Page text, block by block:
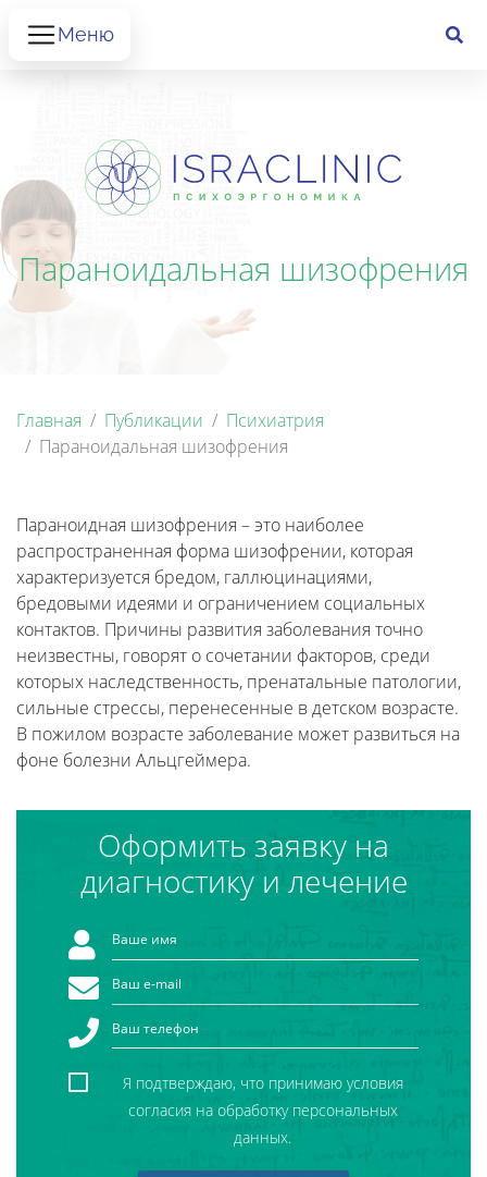
Меню
Параноидальная шизофрения
Главная Публикации
Психиатрия
Параноидальная шизофрения
Параноидная шизофрения – это наиболее
распространенная форма шизофрении, которая
характеризуется бредом, галлюцинациями,
бредовыми идеями и ограничением социальных
контактов. Причины развития заболевания точно
неизвестны, говорят о сочетании факторов, среди
которых наследственность, пренатальные патологии,
сильные стрессы, перенесенные в детском возрасте.
В пожилом возрасте заболевание может развиться на
фоне болезни Альцгеймера.
Оформить заявку на
диагностику и лечение
Я подтверждаю, что принимаю условия
согласия на обработку персональных
данных.